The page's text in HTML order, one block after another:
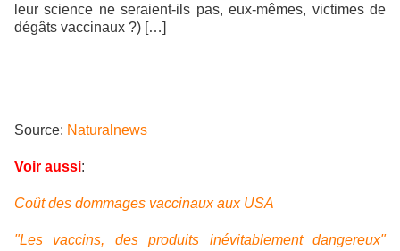
leur science ne seraient-ils pas, eux-mêmes, victimes de
dégâts vaccinaux ?) […]
Source: Naturalnews
Voir aussi:
Coût des dommages vaccinaux aux USA
"Les vaccins, des produits inévitablement dangereux"